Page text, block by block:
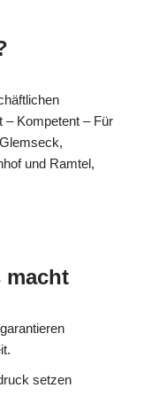
– Kompetent – Für
und Ramtel,
macht
setzen